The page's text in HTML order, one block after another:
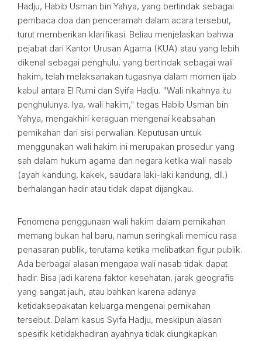
Hadju, Habib Usman bin Yahya, yang bertindak sebagai
pembaca doa dan penceramah dalam acara tersebut,
turut memberikan klarifikasi. Beliau menjelaskan bahwa
pejabat dari Kantor Urusan Agama (KUA) atau yang lebih
dikenal sebagai penghulu, yang bertindak sebagai wali
hakim, telah melaksanakan tugasnya dalam momen ijab
kabul antara El Rumi dan Syifa Hadju. "Wali nikahnya itu
penghulunya. Iya, wali hakim," tegas Habib Usman bin
Yahya, mengakhiri keraguan mengenai keabsahan
pernikahan dari sisi perwalian. Keputusan untuk
menggunakan wali hakim ini merupakan prosedur yang
sah dalam hukum agama dan negara ketika wali nasab
(ayah kandung, kakek, saudara laki-laki kandung, dll.)
berhalangan hadir atau tidak dapat dijangkau.
Fenomena penggunaan wali hakim dalam pernikahan
memang bukan hal baru, namun seringkali memicu rasa
penasaran publik, terutama ketika melibatkan figur publik.
Ada berbagai alasan mengapa wali nasab tidak dapat
hadir. Bisa jadi karena faktor kesehatan, jarak geografis
yang sangat jauh, atau bahkan karena adanya
ketidaksepakatan keluarga mengenai pernikahan
tersebut. Dalam kasus Syifa Hadju, meskipun alasan
spesifik ketidakhadiran ayahnya tidak diungkapkan